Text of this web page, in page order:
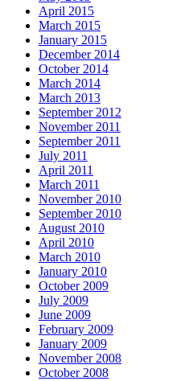
April 2015
March 2015
January 2015
December 2014
October 2014
March 2014
March 2013
September 2012
November 2011
September 2011
July 2011
April 2011
March 2011
November 2010
September 2010
August 2010
April 2010
March 2010
January 2010
October 2009
July 2009
June 2009
February 2009
January 2009
November 2008
October 2008